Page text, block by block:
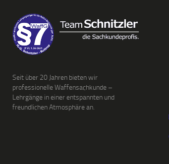
Seit über 20 Jahren bieten wir
professionelle Waffensachkunde –
Lehrgänge in einer entspannten und
freundlichen Atmosphäre an.